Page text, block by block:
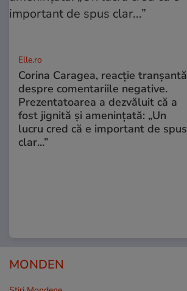
Elle.ro
Corina Caragea, reacție tranșantă
despre comentariile negative.
Prezentatoarea a dezvăluit că a
fost jignită și amenințată: „Un
lucru cred că e important de spus
clar...”
MONDEN